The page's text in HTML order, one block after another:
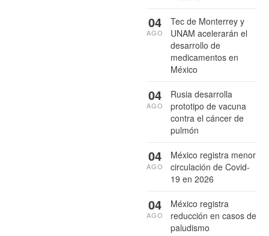
Tec de Monterrey y
UNAM acelerarán el
desarrollo de
medicamentos en
México
04
AGO
Rusia desarrolla
prototipo de vacuna
contra el cáncer de
pulmón
04
AGO
México registra menor
circulación de Covid-
19 en 2026
04
AGO
México registra
reducción en casos de
paludismo
04
AGO